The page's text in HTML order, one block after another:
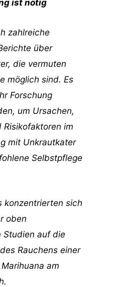
ist nötig
zahlreiche
über
die vermuten
möglich sind. Es
Forschung
um Ursachen,
Risikofaktoren im
mit Unkrautkater
Selbstpflege
konzentrierten sich
oben
Studien auf die
Rauchens einer
am